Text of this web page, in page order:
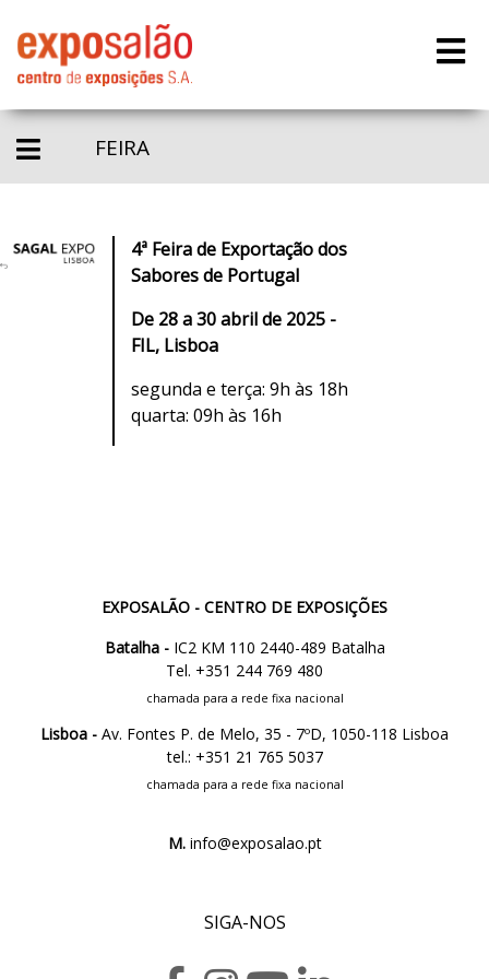
FEIRA
4ª Feira de Exportação dos
Sabores de Portugal
De 28 a 30 abril de 2025 -
FIL, Lisboa
segunda e terça: 9h às 18h
quarta: 09h às 16h
EXPOSALÃO - CENTRO DE EXPOSIÇÕES
Batalha -IC2 KM 110 2440-489 Batalha
Tel. +351 244 769 480
chamada para a rede fixa nacional
Lisboa - Av. Fontes P. de Melo, 35 - 7ºD, 1050-118 Lisboa
tel.: +351 21 765 5037
chamada para a rede fixa nacional
M.info@exposalao.pt
SIGA-NOS